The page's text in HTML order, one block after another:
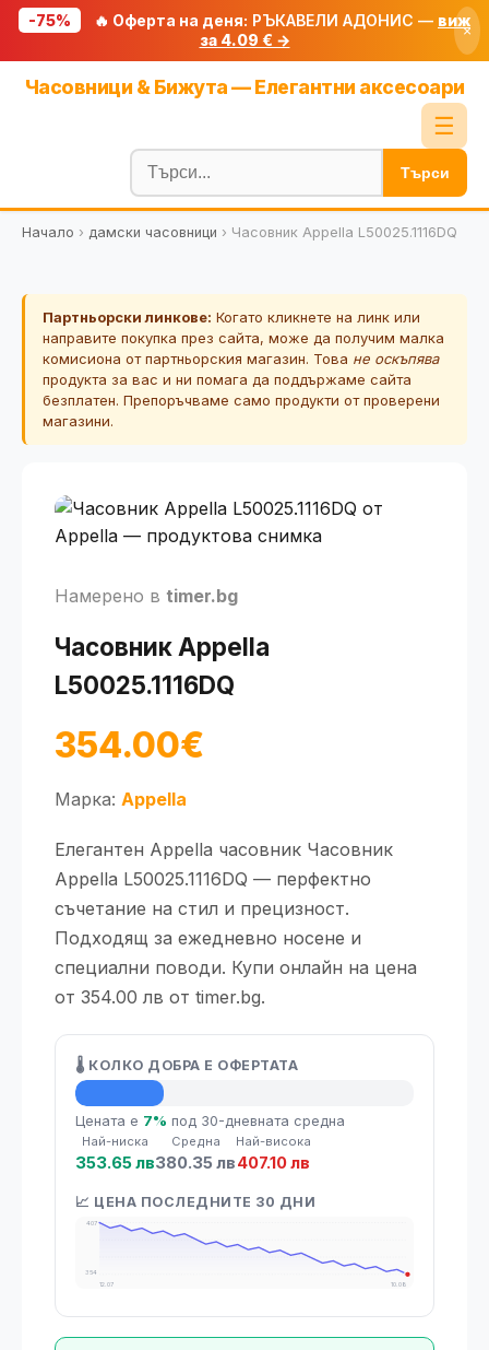
-75% 🔥 Оферта на деня: РЪКАВЕЛИ АДОНИС — виж
за 4.09 € →
×
Часовници & Бижута — Елегантни аксесоари
☰
Блог
🧮 Калкулатори
🔍 Намери продукт
🎟️ Купони
Търси
Начало › дамски часовници › Часовник Appella L50025.1116DQ
Партньорски линкове: Когато кликнете на линк или
направите покупка през сайта, може да получим малка
комисиона от партньорския магазин. Това не оскъпява
продукта за вас и ни помага да поддържаме сайта
безплатен. Препоръчваме само продукти от проверени
магазини.
Намерено в timer.bg
Часовник Appella
L50025.1116DQ
354.00€
Марка: Appella
Елегантен Appella часовник Часовник
Appella L50025.1116DQ — перфектно
съчетание на стил и прецизност.
Подходящ за ежедневно носене и
специални поводи. Купи онлайн на цена
от 354.00 лв от timer.bg.
🌡️ КОЛКО ДОБРА Е ОФЕРТАТА
💡 Средна цена
Цената е 7% под 30-дневната средна
Най-ниска
353.65 лв
Средна
380.35 лв
Най-висока
407.10 лв
📈 ЦЕНА ПОСЛЕДНИТЕ 30 ДНИ
407
354
12.07
10.08